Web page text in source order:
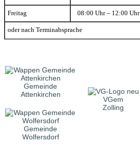
Freitag 08:00 Uhr – 12:00 Uhr
oder nach Terminabsprache
Gemeinde
Attenkirchen
VGem
Zolling
Gemeinde
Wolfersdorf